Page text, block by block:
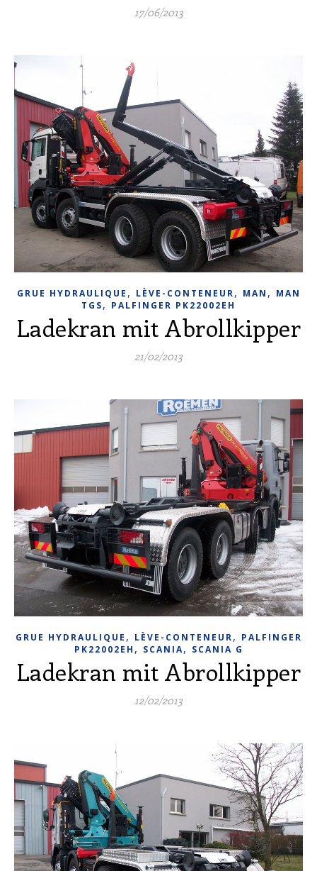
17/06/2013
GRUE HYDRAULIQUE , LÈVE-CONTENEUR, MAN , MAN
TGS, PALFINGER PK22002EH
Ladekran mit Abrollkipper
21/02/2013
GRUE HYDRAULIQUE , LÈVE-CONTENEUR, PALFINGER
PK22002EH , SCANIA, SCANIA G
Ladekran mit Abrollkipper
12/02/2013